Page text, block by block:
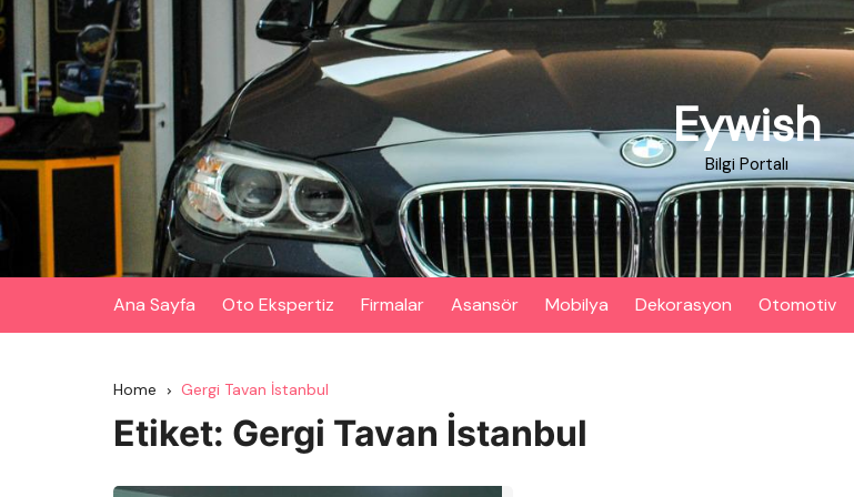
Skip
to
content
Eywish
Bilgi Portalı
Ana Sayfa Oto Ekspertiz Firmalar Asansör Mobilya Dekorasyon Otomotiv
Home Gergi Tavan İstanbul
Etiket: Gergi Tavan İstanbul